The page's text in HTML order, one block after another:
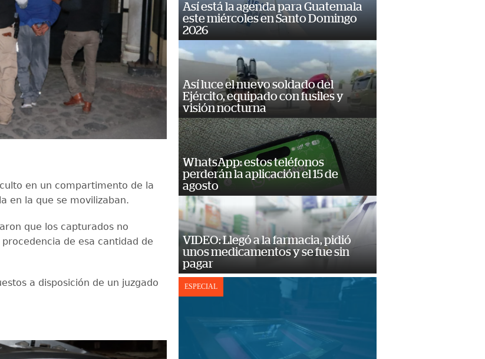
en un compartimento de la
en la que se movilizaban.
que los capturados no
de esa cantidad de
a disposición de un juzgado
Así está la agenda para Guatemala
este miércoles en Santo Domingo
2026
Así luce el nuevo soldado del
Ejército, equipado con fusiles y
visión nocturna
WhatsApp: estos teléfonos
perderán la aplicación el 15 de
agosto
VIDEO: Llegó a la farmacia, pidió
unos medicamentos y se fue sin
pagar
ESPECIAL